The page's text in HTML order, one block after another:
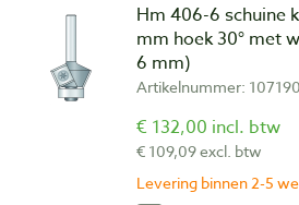
Hm 406-6 schuine
mm hoek 30° met
6 mm)
Artikelnummer:
€ 132,00 incl. btw
€ 109,09 excl. btw
Levering binnen 2-5